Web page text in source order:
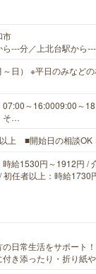
市
---分／上北台駅から
～日） ※平日のみなど
07:00～16:0009:00～
そ…
上 ■開始日の相談OK
時給1530円～1912円 /
初任者以上：時給1730
の日常生活をサポー
付き添ったり・折り紙